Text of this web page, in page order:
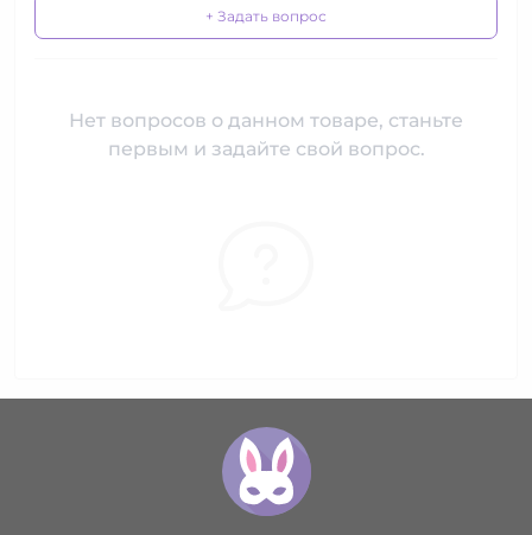
+ Задать вопрос
Нет вопросов о данном товаре, станьте
первым и задайте свой вопрос.